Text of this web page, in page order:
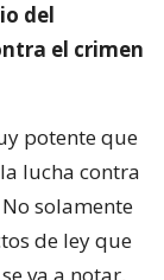
del
el crimen
potente que
lucha contra
solamente
de ley que